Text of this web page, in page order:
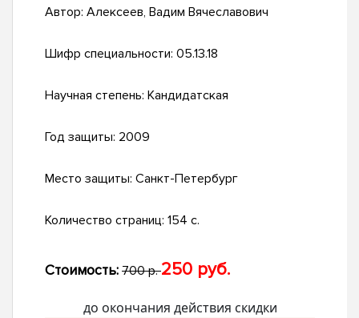
Автор: Алексеев, Вадим Вячеславович
Шифр специальности: 05.13.18
Научная степень: Кандидатская
Год защиты: 2009
Место защиты: Санкт-Петербург
Количество страниц: 154 с.
Стоимость: 700 р.250 руб.
до окончания действия скидки